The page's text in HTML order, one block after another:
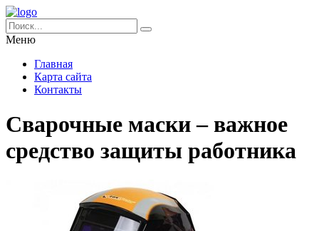
Меню
Главная
Карта сайта
Контакты
Сварочные маски – важное
средство защиты работника